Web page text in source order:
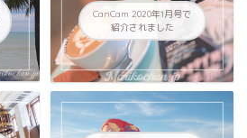
CanCam 2020年1月号で
紹介されました